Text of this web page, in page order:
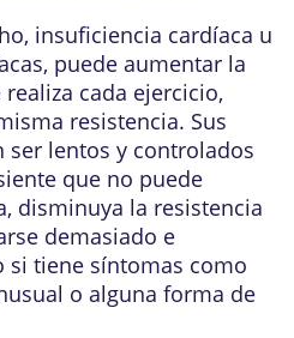
insuficiencia cardíaca u
puede aumentar la
cada ejercicio,
resistencia. Sus
lentos y controlados
que no puede
disminuya la resistencia
demasiado e
tiene síntomas como
o alguna forma de